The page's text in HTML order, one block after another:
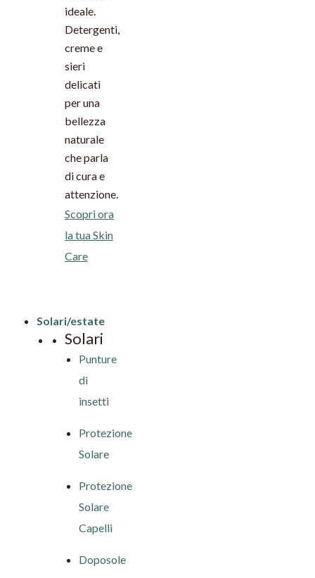
ideale.
Detergenti,
creme e
sieri
delicati
per una
bellezza
naturale
che parla
di cura e
attenzione.
Scopri ora
la tua Skin
Care
Solari/estate
Solari
Punture
di
insetti
Protezione
Solare
Protezione
Solare
Capelli
Doposole